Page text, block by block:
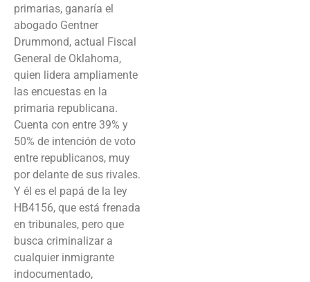
primarias, ganaría el
abogado Gentner
Drummond, actual Fiscal
General de Oklahoma,
quien lidera ampliamente
las encuestas en la
primaria republicana.
Cuenta con entre 39% y
50% de intención de voto
entre republicanos, muy
por delante de sus rivales.
Y él es el papá de la ley
HB4156, que está frenada
en tribunales, pero que
busca criminalizar a
cualquier inmigrante
indocumentado,